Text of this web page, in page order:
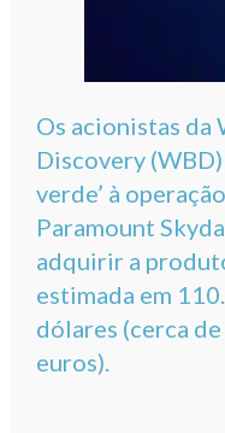
Os acionistas da
Discovery
verde’ à
Paramount
adquirir a
estimada em
dólares (cerca
euros).